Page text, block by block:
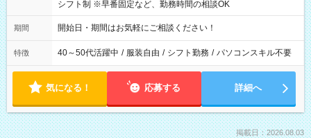
シフト制 ※早番固定など、勤務時間の相談OK
期間 開始日・期間はお気軽にご相談ください！
特徴 40～50代活躍中 / 服装自由 / シフト勤務 / パソコンスキル不要
気になる！ 応募する 詳細へ
掲載日：2026.08.03